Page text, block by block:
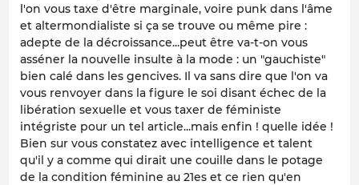
l'on vous taxe d'être marginale, voire punk dans l'âme
et altermondialiste si ça se trouve ou même pire :
adepte de la décroissance...peut être va-t-on vous
asséner la nouvelle insulte à la mode : un "gauchiste"
bien calé dans les gencives. Il va sans dire que l'on va
vous renvoyer dans la figure le soi disant échec de la
libération sexuelle et vous taxer de féministe
intégriste pour un tel article...mais enfin ! quelle idée !
Bien sur vous constatez avec intelligence et talent
qu'il y a comme qui dirait une couille dans le potage
de la condition féminine au 21es et ce rien qu'en